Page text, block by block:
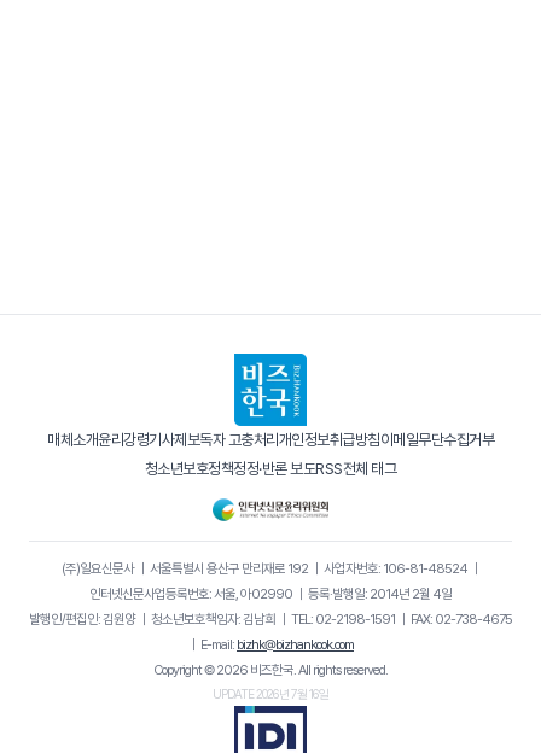
매체소개윤리강령기사제보독자 고충처리개인정보취급방침이메일무단수집거부
청소년보호정책정정·반론 보도RSS전체 태그
(주)일요신문사｜ 서울특별시 용산구 만리재로 192｜ 사업자번호: 106-81-48524｜
인터넷신문사업등록번호: 서울, 아02990 ｜ 등록·발행일: 2014년 2월 4일
발행인/편집인: 김원양｜ 청소년보호책임자: 김남희 ｜ TEL: 02-2198-1591 ｜ FAX: 02-738-4675
｜ E-mail: bizhk@bizhankook.com
Copyright © 2026 비즈한국. All rights reserved.
UPDATE 2026년 7월 16일